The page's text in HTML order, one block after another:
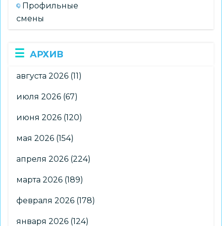
Профильные
смены
АРХИВ
августа 2026 (11)
июля 2026 (67)
июня 2026 (120)
мая 2026 (154)
апреля 2026 (224)
марта 2026 (189)
февраля 2026 (178)
января 2026 (124)